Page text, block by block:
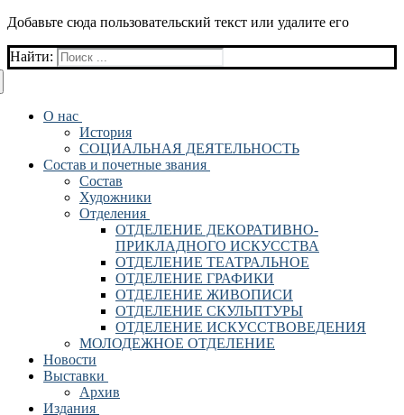
Добавьте сюда пользовательский текст или удалите его
Найти:
О нас
История
СОЦИАЛЬНАЯ ДЕЯТЕЛЬНОСТЬ
Состав и почетные звания
Состав
Художники
Отделения
ОТДЕЛЕНИЕ ДЕКОРАТИВНО-
ПРИКЛАДНОГО ИСКУССТВА
ОТДЕЛЕНИЕ ТЕАТРАЛЬНОЕ
ОТДЕЛЕНИЕ ГРАФИКИ
ОТДЕЛЕНИЕ ЖИВОПИСИ
ОТДЕЛЕНИЕ СКУЛЬПТУРЫ
ОТДЕЛЕНИЕ ИСКУССТВОВЕДЕНИЯ
МОЛОДЕЖНОЕ ОТДЕЛЕНИЕ
Новости
Выставки
Архив
Издания